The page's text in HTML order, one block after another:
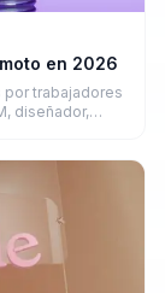
en 2026
por trabajadores
diseñador,